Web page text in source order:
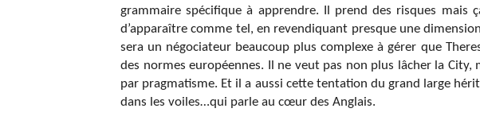
grammaire spécifique à apprendre. Il prend des risques mais
d’apparaître comme tel, en revendiquant presque une
sera un négociateur beaucoup plus complexe à gérer que
des normes européennes. Il ne veut pas non plus lâcher la City,
par pragmatisme. Et il a aussi cette tentation du grand large
dans les voiles…qui parle au cœur des Anglais.